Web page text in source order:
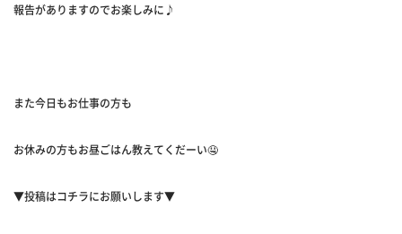
報告がありますのでお楽しみに♪
また今日もお仕事の方も
お休みの方もお昼ごはん教えてくだーい🤤
▼投稿はコチラにお願いします▼